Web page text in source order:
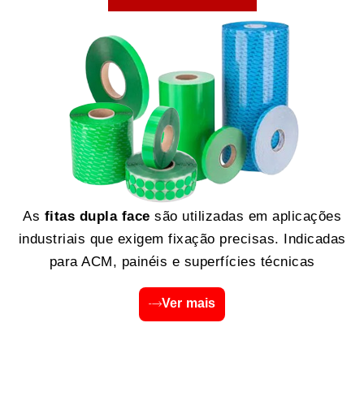
As fitas dupla face são utilizadas em aplicações
industriais que exigem fixação precisas. Indicadas
para ACM, painéis e superfícies técnicas
Ver mais